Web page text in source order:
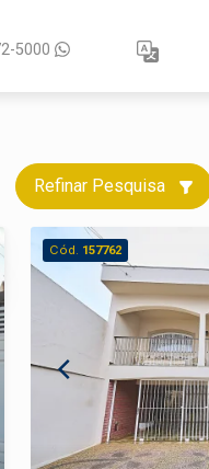
5000
Refinar Pesquisa
Cód. 157762